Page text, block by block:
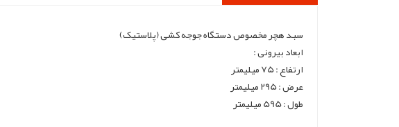
سبد هچر مخصوص دستگاه جوجه کشی (پلاستیک)
ابعاد بیرونی :
ارتفاع : 75 میلیمتر
عرض : 295 میلیمتر
طول : 595 میلیمتر